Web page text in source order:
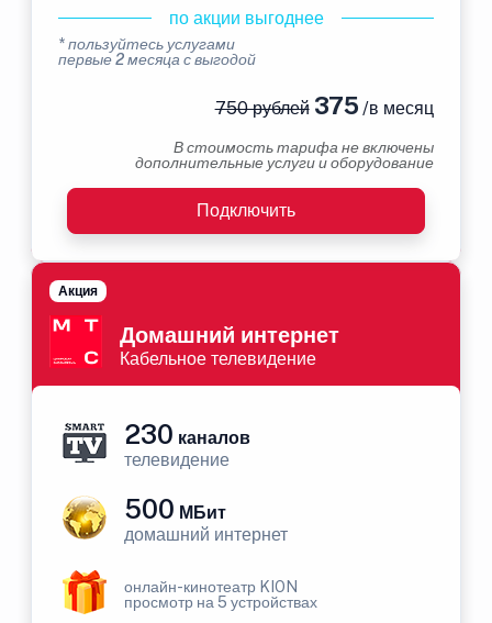
по акции выгоднее
* пользуйтесь услугами
первые 2 месяца с выгодой
750 рублей375 /в месяц
В стоимость тарифа не включены
дополнительные услуги и оборудование
Подключить
Домашний интернет
Кабельное телевидение
Акция
230 каналов
телевидение
500 МБит
домашний интернет
онлайн-кинотеатр KION
просмотр на 5 устройствах